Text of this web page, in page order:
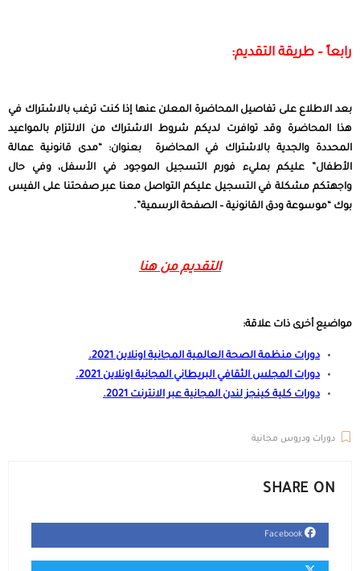
رابعاً – طريقة التقديم:
بعد الاطلاع على تفاصيل المحاضرة المعلن عنها إذا كنت ترغب بالاشتراك في
هذا المحاضرة وقد توافرت لديكم شروط الاشتراك من الالتزام بالمواعيد
المحددة والجدية بالاشتراك في المحاضرة بعنوان: “مدى قانونية عمالة
الأطفال” عليكم بمليء فورم التسجيل الموجود في الأسفل، وفي حال
واجهتكم مشكلة في التسجيل عليكم التواصل معنا عبر صفحتنا على الفيس
بوك “موسوعة ودق القانونية – الصفحة الرسمية”.
التقديم من هنا
مواضيع أخرى ذات علاقة:
دورات منظمة الصحة العالمية المجانية اونلاين 2021
.
دورات المجلس الثقافي البريطاني المجانية اونلاين 2021
.
دورات كلية كينجز لندن المجانية عبر الانترنت 2021
.
دورات ودروس مجانية
SHARE ON